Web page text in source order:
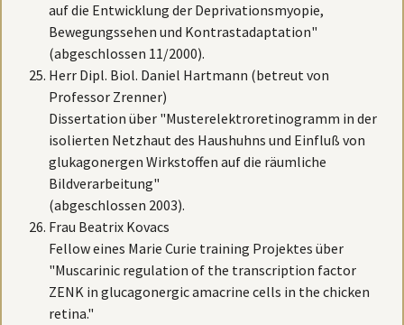
auf die Entwicklung der Deprivationsmyopie,
Bewegungssehen und Kontrastadaptation"
(abgeschlossen 11/2000).
Herr Dipl. Biol. Daniel Hartmann (betreut von
Professor Zrenner)
Dissertation über "Musterelektroretinogramm in der
isolierten Netzhaut des Haushuhns und Einfluß von
glukagonergen Wirkstoffen auf die räumliche
Bildverarbeitung"
(abgeschlossen 2003).
Frau Beatrix Kovacs
Fellow eines Marie Curie training Projektes über
"Muscarinic regulation of the transcription factor
ZENK in glucagonergic amacrine cells in the chicken
retina."